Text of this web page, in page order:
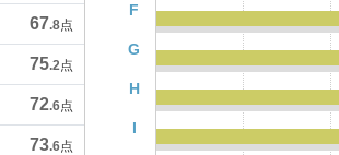
67.8点
75.2点
72.6点
73.6点
F
G
H
I